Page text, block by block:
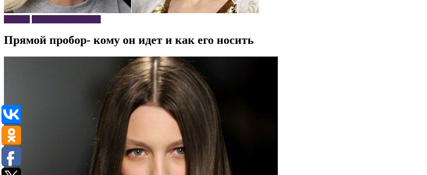
Прямой пробор- кому он идет и как его носить